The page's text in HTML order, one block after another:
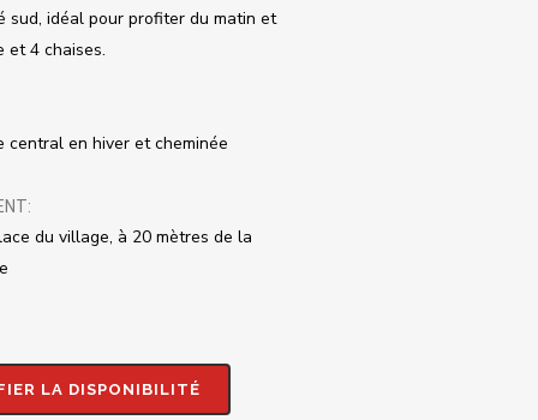
sud, idéal pour profiter du matin et
et 4 chaises.
central en hiver et cheminée
du village, à 20 mètres de la
LA DISPONIBILITÉ